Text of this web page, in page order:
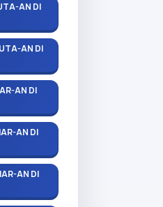
AN DI
AN DI
AN DI
AN DI
AN DI